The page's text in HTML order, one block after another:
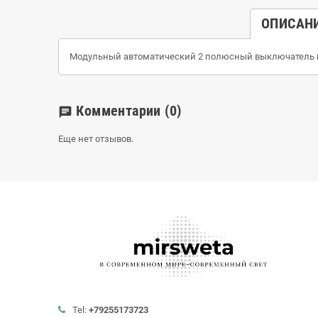
Модульный автоматический 2 полюсный выключатель
chat Комментарии (0)
Еще нет отзывов.
Tel: +79255173723